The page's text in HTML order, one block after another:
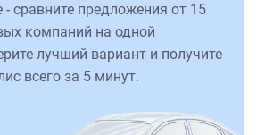
сравните предложения от 15
компаний на одной
лучший вариант и получите
всего за 5 минут.